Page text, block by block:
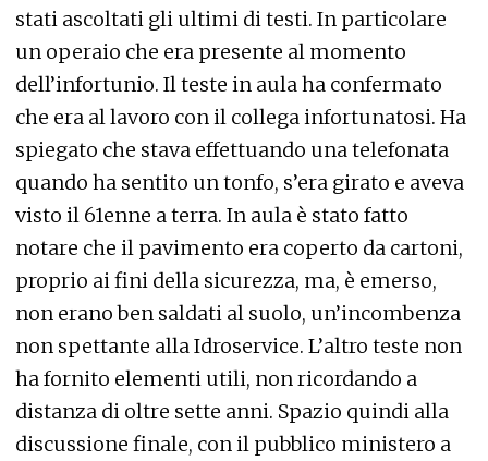
stati ascoltati gli ultimi di testi. In particolare
un operaio che era presente al momento
dell’infortunio. Il teste in aula ha confermato
che era al lavoro con il collega infortunatosi. Ha
spiegato che stava effettuando una telefonata
quando ha sentito un tonfo, s’era girato e aveva
visto il 61enne a terra. In aula è stato fatto
notare che il pavimento era coperto da cartoni,
proprio ai fini della sicurezza, ma, è emerso,
non erano ben saldati al suolo, un’incombenza
non spettante alla Idroservice. L’altro teste non
ha fornito elementi utili, non ricordando a
distanza di oltre sette anni. Spazio quindi alla
discussione finale, con il pubblico ministero a